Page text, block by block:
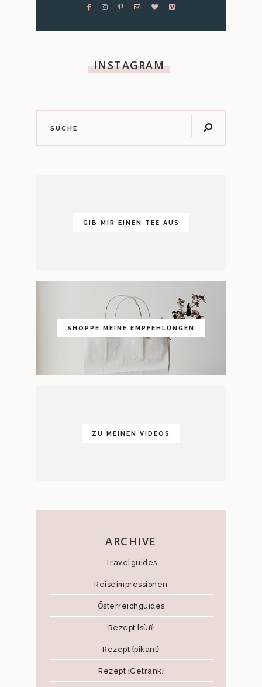
INSTAGRAM…
GIB MIR EINEN TEE AUS
SHOPPE MEINE EMPFEHLUNGEN
ZU MEINEN VIDEOS
ARCHIVE
Travelguides
Reiseimpressionen
Österreichguides
Rezept {süß}
Rezept {pikant}
Rezept {Getränk}